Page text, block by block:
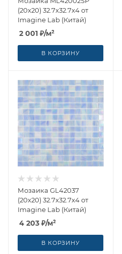
(20x20) 32.7x32.7x4 от
Imagine Lab (Китай)
2 001 ₽/м²
В КОРЗИНУ
Мозаика GL42037
(20x20) 32.7x32.7x4 от
Imagine Lab (Китай)
4 203 ₽/м²
В КОРЗИНУ